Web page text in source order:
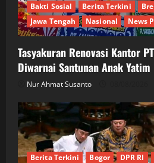
Bakti Sosial Berita Terkini
Jawa Tengah
Nasional News
Tasyakuran Renovasi Kantor
Diwarnai Santunan Anak Yatim
Nur Ahmat Susanto
Berita Terkini Bogor DPR RI